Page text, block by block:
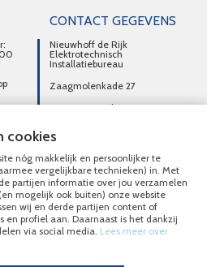
CONTACT GEGEVENS
Nieuwhoff de Rijk
Elektrotechnisch
Installatiebureau
Zaagmolenkade 27
3515 AC Utrecht
DIRECT CONTACT
OPNEMEN
030-2716496
MAIL ONS
Installatiebureau 2020 - 2026
cookies
nóg makkelijk en persoonlijker te
vergelijkbare technieken) in. Met
partijen informatie over jou verzamelen
mogelijk ook buiten) onze website
wij en derde partijen content of
en profiel aan. Daarnaast is het dankzij
via social media. Lees meer over